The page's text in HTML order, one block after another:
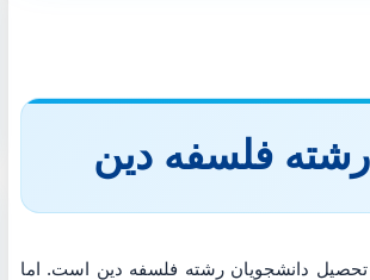
رشته فلسفه دین
تحصیل دانشجویان رشته فلسفه دین است. اما